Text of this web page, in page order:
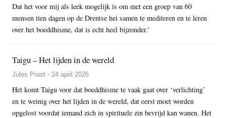
Dat het voor mij als leek mogelijk is om met een groep van 60
mensen tien dagen op de Drentse hei samen te mediteren en te leren
over het boeddhisme, dat is echt heel bijzonder.’
Taigu – Het lijden in de wereld
Jules Prast - 24 april 2026
Het komt Taigu voor dat boeddhisme te vaak gaat over ‘verlichting’
en te weinig over het lijden in de wereld, dat eerst moet worden
opgelost voordat iemand zich in spirituele zin bevrijd kan wanen. Het